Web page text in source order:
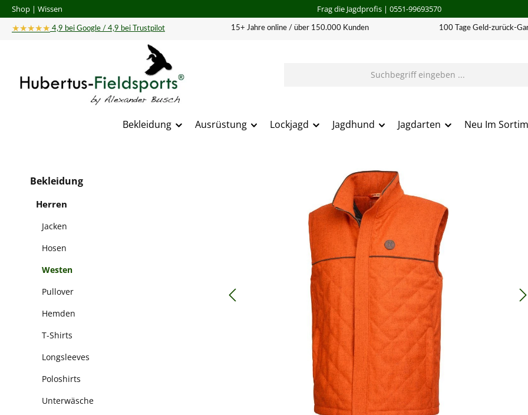
Hauptinhalt springen
Zur Suche springen
Zur Hauptnavigation springen
Shop | Wissen Frag die Jagdprofis| 0551-99693570
★★★★★ 4,9 bei Google / 4,9 bei Trustpilot 15+ Jahre online / über 150.000 Kunden 100 Tage Geld-zurück-
Bekleidung Ausrüstung Lockjagd Jagdhund Jagdarten Neu Im
Bekleidung
Herren
Jacken
Hosen
Westen
Pullover
Hemden
T-Shirts
Longsleeves
Poloshirts
Unterwäsche